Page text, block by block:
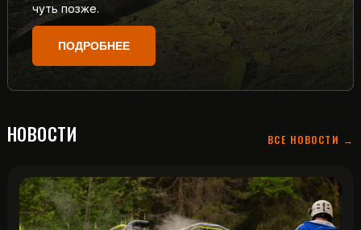
чуть позже.
ПОДРОБНЕЕ
НОВОСТИ ВСЕ НОВОСТИ →